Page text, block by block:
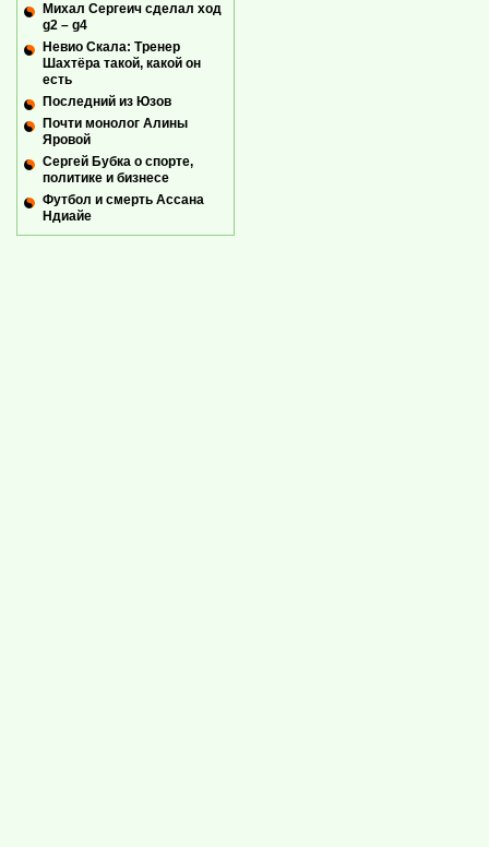
Михал Сергеич сделал ход
g2 – g4
Невио Скала: Тренер
Шахтёра такой, какой он
есть
Последний из Юзов
Почти монолог Алины
Яровой
Сергей Бубка о спорте,
политике и бизнесе
Футбол и смерть Ассана
Ндиайе